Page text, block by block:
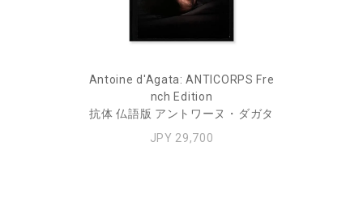
Antoine d'Agata: ANTICORPS Fre
nch Edition
抗体 仏語版 アントワーヌ・ダガタ
JPY 29,700